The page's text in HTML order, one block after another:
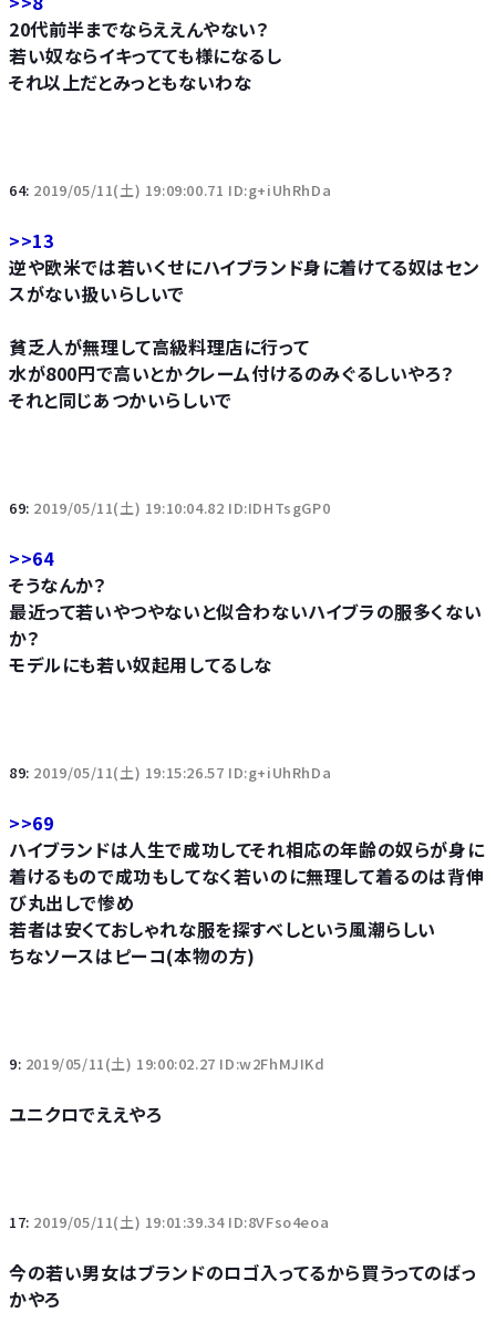
20代前半までならええんやない？
若い奴ならイキってても様になるし
それ以上だとみっともないわな
64: 2019/05/11(土) 19:09:00.71 ID:g+iUhRhDa
>>13
逆や欧米では若いくせにハイブランド身に着けてる奴はセン
スがない扱いらしいで
貧乏人が無理して高級料理店に行って
水が800円で高いとかクレーム付けるのみぐるしいやろ？
それと同じあつかいらしいで
69: 2019/05/11(土) 19:10:04.82 ID:IDHTsgGP0
>>64
そうなんか？
最近って若いやつやないと似合わないハイブラの服多くない
か？
モデルにも若い奴起用してるしな
89: 2019/05/11(土) 19:15:26.57 ID:g+iUhRhDa
>>69
ハイブランドは人生で成功してそれ相応の年齢の奴らが身に
着けるもので成功もしてなく若いのに無理して着るのは背伸
び丸出しで惨め
若者は安くておしゃれな服を探すべしという風潮らしい
ちなソースはピーコ(本物の方)
9: 2019/05/11(土) 19:00:02.27 ID:w2FhMJIKd
ユニクロでええやろ
17: 2019/05/11(土) 19:01:39.34 ID:8VFso4eoa
今の若い男女はブランドのロゴ入ってるから買うってのばっ
かやろ